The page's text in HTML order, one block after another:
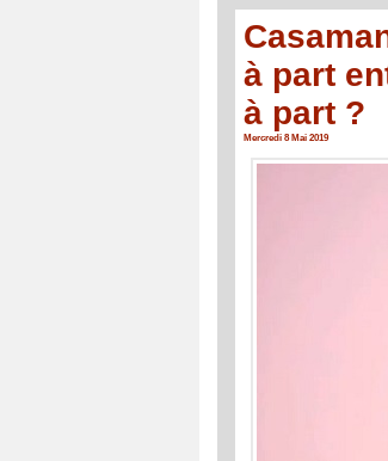
à part
à part ?
Mercredi 8 Mai 2019